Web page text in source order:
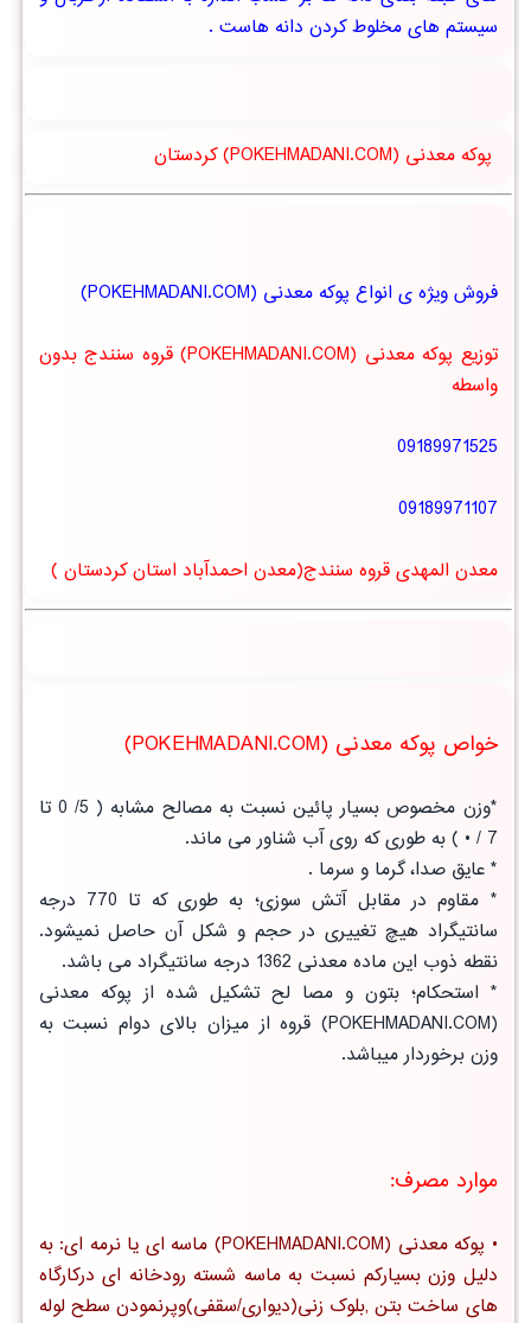
سیستم های مخلوط کردن دانه هاست .
پوکه معدنی (POKEHMADANI.COM) کردستان
فروش ویژه ی انواع پوکه معدنی (POKEHMADANI.COM)
توزیع پوکه معدنی (POKEHMADANI.COM) قروه سنندج بدون
واسطه
09189971525
09189971107
معدن المهدی قروه سنندج(معدن احمدآباد استان کردستان )
خواص پوکه معدنی (POKEHMADANI.COM)
*وزن مخصوص بسیار پائین نسبت به مصالح مشابه ( 5/ 0 تا
7 / • ) به طوری که روی آب شناور می ماند.
* عایق صدا، گرما و سرما .
* مقاوم در مقابل آتش سوزی؛ به طوری که تا 770 درجه
سانتیگراد هیچ تغییری در حجم و شکل آن حاصل نمیشود.
نقطه ذوب این ماده معدنی 1362 درجه سانتیگراد می باشد.
* استحکام؛ بتون و مصا لح تشکیل شده از پوکه معدنی
(POKEHMADANI.COM) قروه از
میزان بالای دوام نسبت به
وزن برخوردار میباشد.
موارد مصرف:
• پوکه معدنی (POKEHMADANI.COM) ماسه ای یا نرمه ای: به
دلیل وزن بسیارکم نسبت به ماسه شسته رودخانه ای درکارگاه
های ساخت بتن ,بلوک زنی(دیواری/سقفی)وپرنمودن سطح لوله